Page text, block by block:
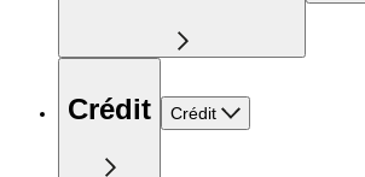
Crédit Crédit